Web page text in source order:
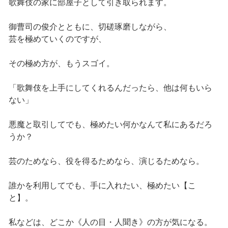
歌舞伎の家に部屋子として引き取られます。
御曹司の俊介とともに、切磋琢磨しながら、
芸を極めていくのですが、
その極め方が、もうスゴイ。
「歌舞伎を上手にしてくれるんだったら、他は何もいら
ない」
悪魔と取引してでも、極めたい何かなんて私にあるだろ
うか？
芸のためなら、役を得るためなら、演じるためなら。
誰かを利用してでも、手に入れたい、極めたい【こ
と】。
私などは、どこか《人の目・人聞き》の方が気になる。